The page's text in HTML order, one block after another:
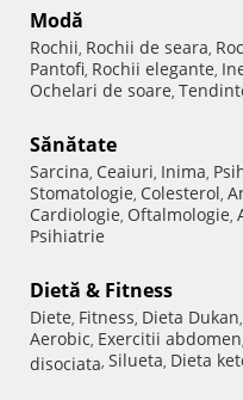
Modă
Rochii, Rochii de seara,
Pantofi, Rochii elegante,
Ochelari de soare,
Sănătate
Sarcina, Ceaiuri, Inima,
Stomatologie, Colesterol,
Cardiologie, Oftalmologie,
Psihiatrie
Dietă & Fitness
Diete, Fitness, Dieta Dukan,
Aerobic, Exercitii abdomen,
disociata, Silueta, Dieta